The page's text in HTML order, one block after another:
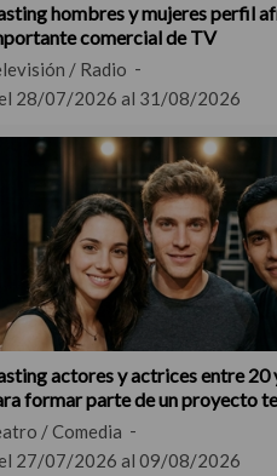
hombres y mujeres perfil
comercial de TV
/ Radio
28/07/2026 al 31/08/2026
actores y actrices entre 20
formar parte de un proyecto
/ Comedia
27/07/2026 al 09/08/2026